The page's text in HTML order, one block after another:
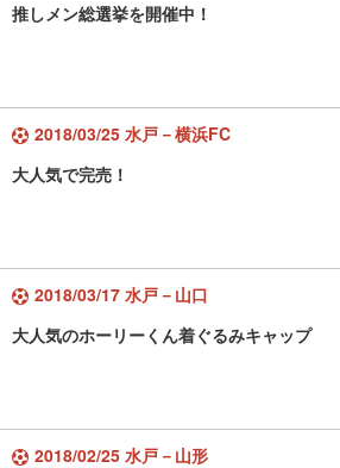
推しメン総選挙を開催中！
2018/03/25 水戸－横浜FC
大人気で完売！
2018/03/17 水戸－山口
大人気のホーリーくん着ぐるみキャップ
2018/02/25 水戸－山形